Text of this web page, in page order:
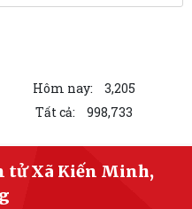
chính ngày 03/7/2026
thủ tục hành chính tháng 06
chính ngày 02/7/2026
chính (Ngày 02 tháng 7 năm
Hôm nay:
3,205
Tất cả: 998,733
tử Xã Kiến Minh,